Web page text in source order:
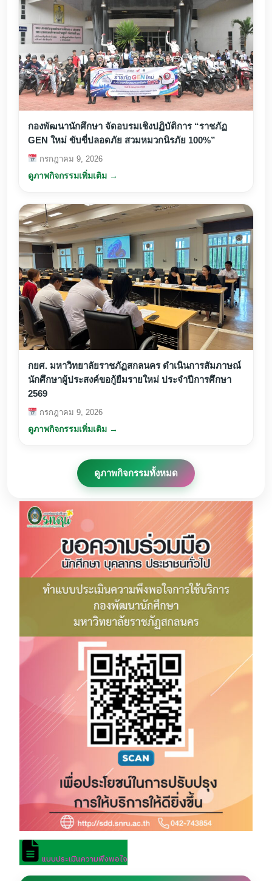
กองพัฒนานักศึกษา จัดอบรมเชิงปฏิบัติการ “ราชภัฏ
GEN ใหม่ ขับขี่ปลอดภัย สวมหมวกนิรภัย 100%”
กรกฎาคม 9, 2026
ดูภาพกิจกรรมเพิ่มเติม →
กยศ. มหาวิทยาลัยราชภัฏสกลนคร ดำเนินการสัมภาษณ์
นักศึกษาผู้ประสงค์ขอกู้ยืมรายใหม่ ประจำปีการศึกษา
2569
กรกฎาคม 9, 2026
ดูภาพกิจกรรมเพิ่มเติม →
ดูภาพกิจกรรมทั้งหมด
แบบประเมินความพึงพอใจ